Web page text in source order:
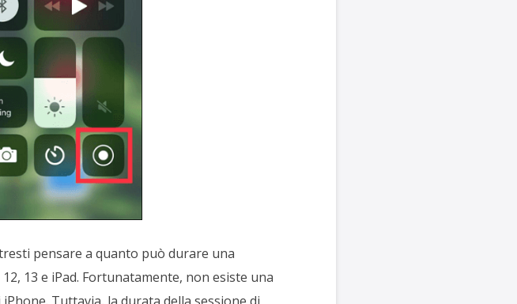
pensare a quanto può durare una
13 e iPad. Fortunatamente, non esiste una